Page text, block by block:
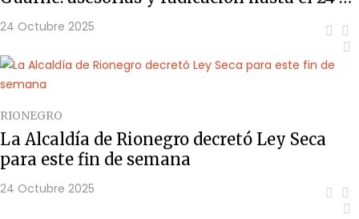
octubre
24 Octubre 2025
RIONEGRO
La Alcaldía de Rionegro decretó Ley Seca
para este fin de semana
24 Octubre 2025